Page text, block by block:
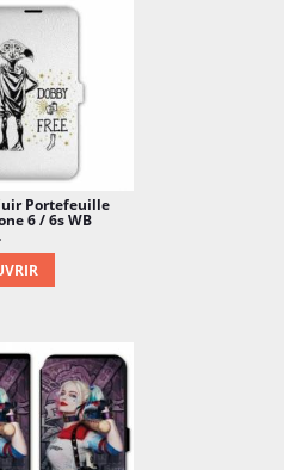
Portefeuille
6 / 6s WB